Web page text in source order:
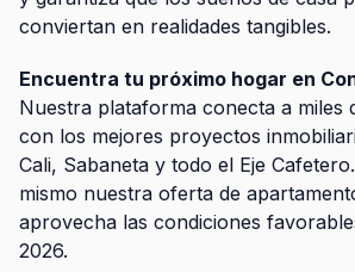
conviertan en realidades tangibles.
Encuentra tu próximo hogar en
Nuestra plataforma conecta a miles
con los mejores proyectos
Cali, Sabaneta y todo el Eje
mismo nuestra oferta de
aprovecha las condiciones
2026.